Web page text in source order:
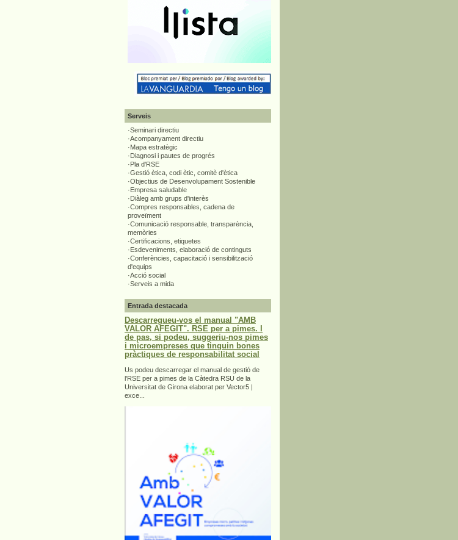
Serveis
·Seminari directiu
·Acompanyament directiu
·Mapa estratègic
·Diagnosi i pautes de progrés
·Pla d'RSE
·Gestió ètica, codi ètic, comitè d'ètica
·Objectius de Desenvolupament Sostenible
·Empresa saludable
·Diàleg amb grups d'interès
·Compres responsables, cadena de
proveïment
·Comunicació responsable, transparència,
memòries
·Certificacions, etiquetes
·Esdeveniments, elaboració de continguts
·Conferències, capacitació i sensibilització
d'equips
·Acció social
·Serveis a mida
Entrada destacada
Descarregueu-vos el manual "AMB
VALOR AFEGIT". RSE per a pimes. I
de pas, si podeu, suggeriu-nos pimes
i microempreses que tinguin bones
pràctiques de responsabilitat social
Us podeu descarregar el manual de gestió de
l'RSE per a pimes de la Càtedra RSU de la
Universitat de Girona elaborat per Vector5 |
exce...